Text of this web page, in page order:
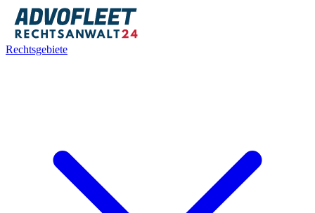
Rechtsgebiete